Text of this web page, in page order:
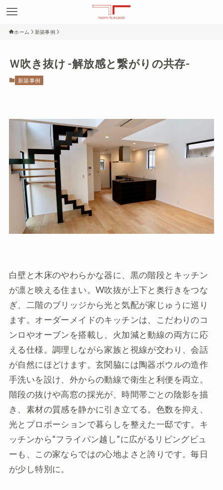
ホーム 新築事例
Ｗ吹き抜け -解放感と繋がりの共存-
新築事例
白壁と木床のやわらかな器に、黒の階段とキッチン
が凛と映える住まい。W吹抜が上下と奥行きをつな
ぎ、二階のブリッジから光と気配が家じゅうに巡り
ます。オーダーメイドのキッチンは、こだわりのコ
ンロやオーブンを搭載し、火加減と動線の両方に応
える仕様。調理しながら家族と視線が交わり、会話
が自然にほどけます。玄関脇には陶器ボウルの造作
手洗いを設け、外からの動線で衛生と利便を両立。
階段の抜けや高窓の採光が、時間帯ごとの陰影を描
き、素材の質感を静かに引き立てる。色数を抑え、
光とプロポーションで暮らしを整えた一邸です。キ
ッチンから“フライパン越し”に広がるリビングビュ
ーも、この家ならではの心地よさと誇りです。毎日
が少し特別に。